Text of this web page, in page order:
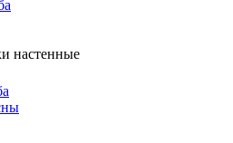
настенные